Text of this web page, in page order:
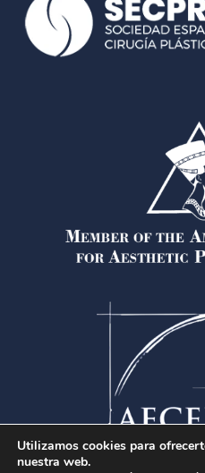
Utilizamos cookies para
nuestra web.